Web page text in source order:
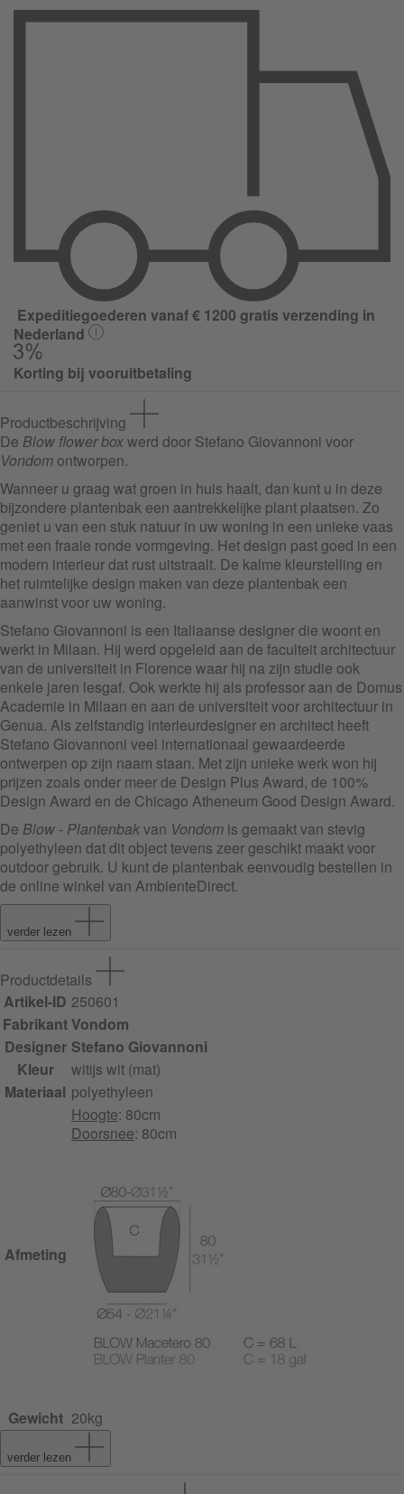
Expeditiegoederen vanaf € 1200 gratis verzending in
Nederland
Korting bij vooruitbetaling
Productbeschrijving
De Blow flower boxwerd door Stefano Giovannoni voor
Vondom ontworpen.
Wanneer u graag wat groen in huis haalt, dan kunt u in deze
bijzondere plantenbak een aantrekkelijke plant plaatsen. Zo
geniet u van een stuk natuur in uw woning in een unieke vaas
met een fraaie ronde vormgeving. Het design past goed in een
modern interieur dat rust uitstraalt. De kalme kleurstelling en
het ruimtelijke design maken van deze plantenbak een
aanwinst voor uw woning.
Stefano Giovannoni is een Italiaanse designer die woont en
werkt in Milaan. Hij werd opgeleid aan de faculteit architectuur
van de universiteit in Florence waar hij na zijn studie ook
enkele jaren lesgaf. Ook werkte hij als professor aan de Domus
Academie in Milaan en aan de universiteit voor architectuur in
Genua. Als zelfstandig interieurdesigner en architect heeft
Stefano Giovannoni veel internationaal gewaardeerde
ontwerpen op zijn naam staan. Met zijn unieke werk won hij
prijzen zoals onder meer de Design Plus Award, de 100%
Design Award en de Chicago Atheneum Good Design Award.
De Blow - Plantenbakvan Vondom is gemaakt van stevig
polyethyleen dat dit object tevens zeer geschikt maakt voor
outdoor gebruik. U kunt de plantenbak eenvoudig bestellen in
de online winkel van AmbienteDirect.
verder lezen
Productdetails
Artikel-ID 250601
FabrikantVondom
Designer Stefano Giovannoni
Kleur
witijs wit (mat)
Materiaal polyethyleen
Afmeting
Hoogte: 80cm
Doorsnee: 80cm
Gewicht 20kg
verder lezen